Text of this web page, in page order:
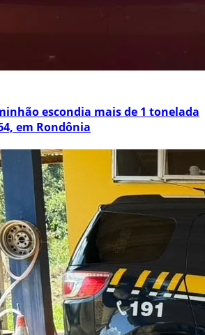
escondia mais de 1 tonelada
em Rondônia